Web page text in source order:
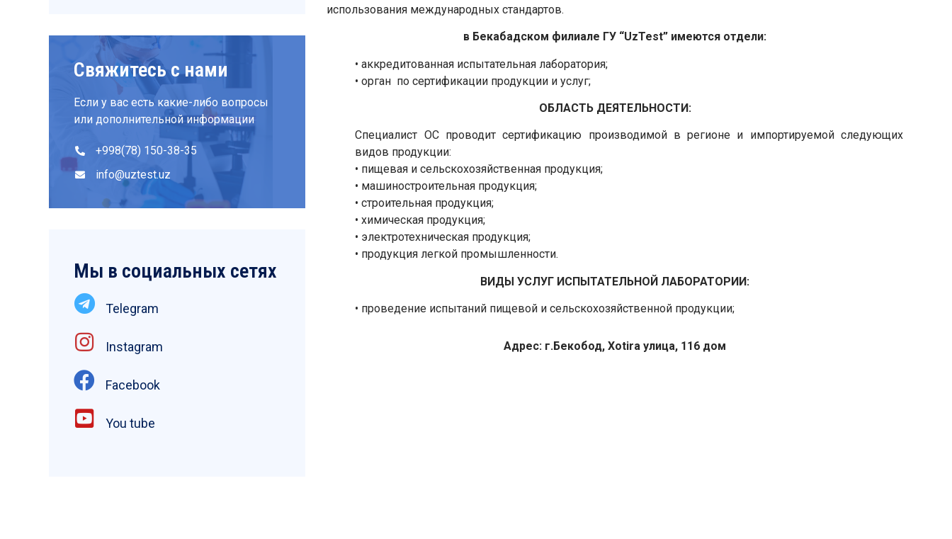
Свяжитесь с нами
Если у вас есть какие-либо вопросы
или дополнительной информации
+998(78) 150-38-35
info@uztest.uz
Мы в социальных сетях
Telegram
Instagram
Facebook
You tube
использования международных стандартов.
в Бекабадском филиале ГУ “UzTest” имеются отдели:
• аккредитованная испытательная лаборатория;
• орган по сертификации продукции и услуг;
ОБЛАСТЬ ДЕЯТЕЛЬНОСТИ:
Специалист ОС проводит сертификацию производимой в регионе и импортируемой следующих
видов продукции:
• пищевая и сельскохозяйственная продукция;
• машиностроительная продукция;
• строительная продукция;
• химическая продукция;
• электротехническая продукция;
• продукция легкой промышленности.
ВИДЫ УСЛУГ ИСПЫТАТЕЛЬНОЙ ЛАБОРАТОРИИ:
• проведение испытаний пищевой и сельскохозяйственной продукции;
Адрес: г.Бекобод, Xotira улица, 116 дом